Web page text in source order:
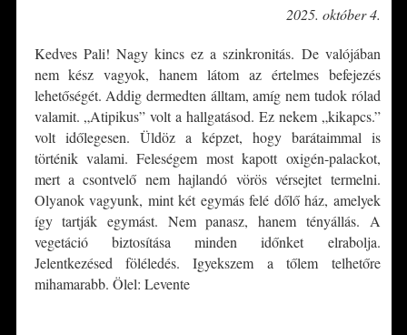
2025. október 4.
Kedves Pali! Nagy kincs ez a szinkronitás. De valójában
nem kész vagyok, hanem látom az értelmes befejezés
lehetőségét. Addig dermedten álltam, amíg nem tudok rólad
valamit. „Atipikus” volt a hallgatásod. Ez nekem „kikapcs.”
volt időlegesen. Üldöz a képzet, hogy barátaimmal is
történik valami. Feleségem most kapott oxigén-palackot,
mert a csontvelő nem hajlandó vörös vérsejtet termelni.
Olyanok vagyunk, mint két egymás felé dőlő ház, amelyek
így tartják egymást. Nem panasz, hanem tényállás. A
vegetáció biztosítása minden időnket elrabolja.
Jelentkezésed föléledés. Igyekszem a tőlem telhetőre
mihamarabb. Ölel: Levente